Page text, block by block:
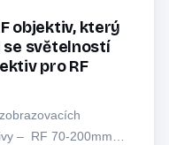
objektiv, který
se světelností
pro RF
– RF 70-200mm